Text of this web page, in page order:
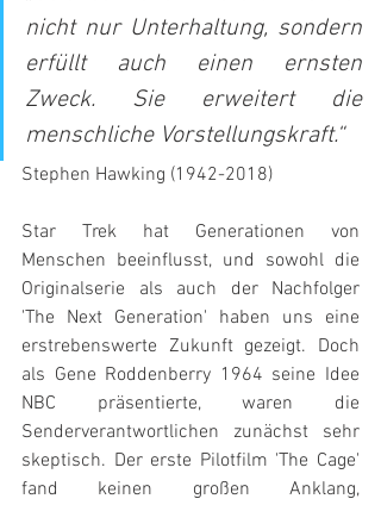
nicht nur Unterhaltung, sondern
erfüllt auch einen ernsten
Zweck. Sie erweitert die
menschliche Vorstellungskraft.“
Stephen Hawking (1942-2018)
Star Trek hat Generationen von
Menschen beeinflusst, und sowohl die
Originalserie als auch der Nachfolger
'The Next Generation' haben uns eine
erstrebenswerte Zukunft gezeigt. Doch
als Gene Roddenberry 1964 seine Idee
NBC präsentierte, waren die
Senderverantwortlichen zunächst sehr
skeptisch. Der erste Pilotfilm 'The Cage'
fand keinen großen Anklang,